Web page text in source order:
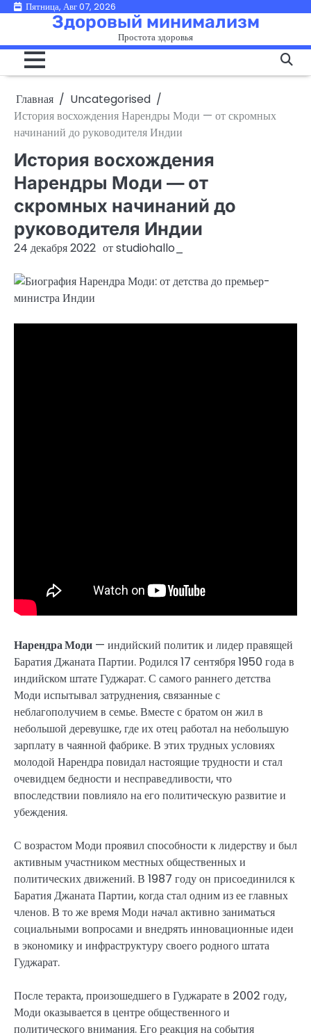
ПерейтиПятница, Авг 07, 2026
Здоровый минимализм
Простота здоровья
Главная
Uncategorised
История восхождения Нарендры Моди — от скромных
начинаний до руководителя Индии
История восхождения
Нарендры Моди — от
скромных начинаний до
руководителя Индии
24 декабря 2022 отstudiohallo_
Нарендра Моди — индийский политик и лидер правящей
Баратия Джаната Партии. Родился 17 сентября 1950 года в
индийском штате Гуджарат. С самого раннего детства
Моди испытывал затруднения, связанные с
неблагополучием в семье. Вместе с братом он жил в
небольшой деревушке, где их отец работал на небольшую
зарплату в чаянной фабрике. В этих трудных условиях
молодой Нарендра повидал настоящие трудности и стал
очевидцем бедности и несправедливости, что
впоследствии повлияло на его политическую развитие и
убеждения.
С возрастом Моди проявил способности к лидерству и был
активным участником местных общественных и
политических движений. В 1987 году он присоединился к
Баратия Джаната Партии, когда стал одним из ее главных
членов. В то же время Моди начал активно заниматься
социальными вопросами и внедрять инновационные идеи
в экономику и инфраструктуру своего родного штата
Гуджарат.
После теракта, произошедшего в Гуджарате в 2002 году,
Моди оказывается в центре общественного и
политического внимания. Его реакция на события